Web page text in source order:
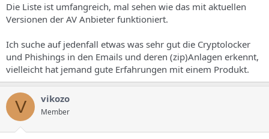
Die Liste ist umfangreich, mal sehen wie das mit aktuellen
Versionen der AV Anbieter funktioniert.
Ich suche auf jedenfall etwas was sehr gut die Cryptolocker
und Phishings in den Emails und deren (zip)Anlagen erkennt,
vielleicht hat jemand gute Erfahrungen mit einem Produkt.
V vikozo
Member